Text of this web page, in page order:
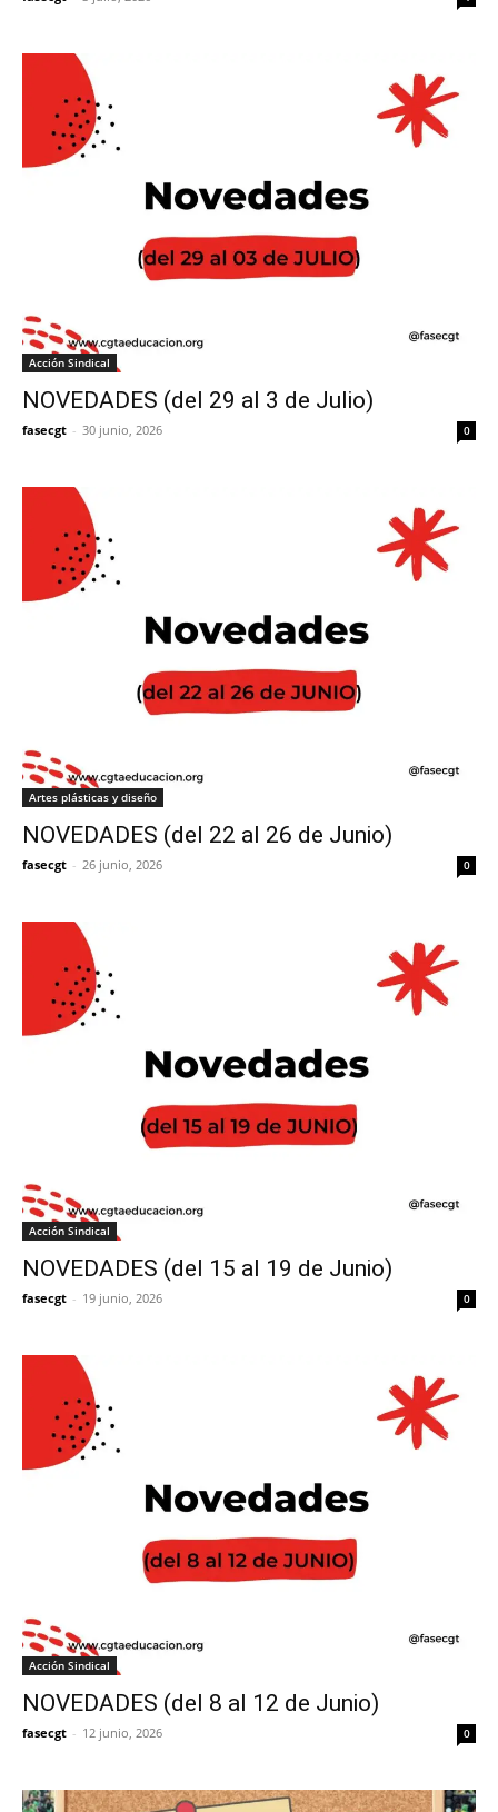
Acción Sindical
NOVEDADES (del 29 al 3 de Julio)
fasecgt - 30 junio, 2026 0
Artes plásticas y diseño
NOVEDADES (del 22 al 26 de Junio)
fasecgt - 26 junio, 2026 0
Acción Sindical
NOVEDADES (del 15 al 19 de Junio)
fasecgt - 19 junio, 2026 0
Acción Sindical
NOVEDADES (del 8 al 12 de Junio)
fasecgt - 12 junio, 2026 0